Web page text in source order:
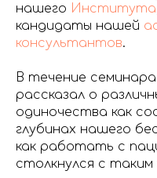
нашего Института
кандидаты нашей
консультантов.
В течение
рассказал о
одиночества как
глубинах нашего
как работать с
столкнулся с